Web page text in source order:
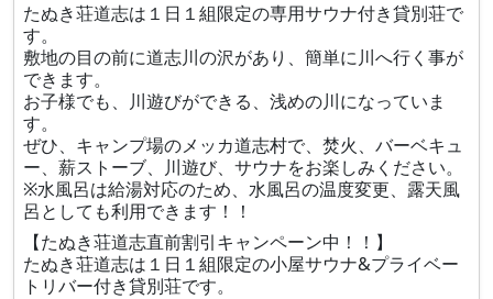
たぬき荘道志は１日１組限定の専用サウナ付き貸別荘で
す。
敷地の目の前に道志川の沢があり、簡単に川へ行く事が
できます。
お子様でも、川遊びができる、浅めの川になっていま
す。
ぜひ、キャンプ場のメッカ道志村で、焚火、バーベキュ
ー、薪ストーブ、川遊び、サウナをお楽しみください。
※水風呂は給湯対応のため、水風呂の温度変更​、露天風
呂としても利用できます！！
【たぬき荘道志直前割引キャンペーン中！！】
たぬき荘道志は１日１組限定の小屋サウナ&プライベー
トリバー付き貸別荘です。